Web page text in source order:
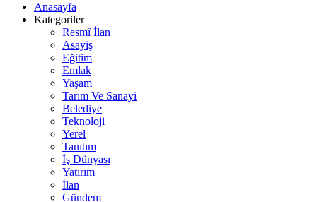
Anasayfa
Kategoriler
Resmî İlan
Asayiş
Eğitim
Emlak
Yaşam
Tarım Ve Sanayi
Belediye
Teknoloji
Yerel
Tanıtım
İş Dünyası
Yatırım
İlan
Gündem